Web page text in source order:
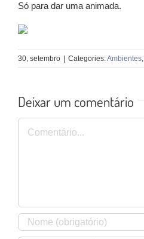
Só para dar uma animada.
30, setembro Categories:Ambientes,
Deixar um comentário
Comentário